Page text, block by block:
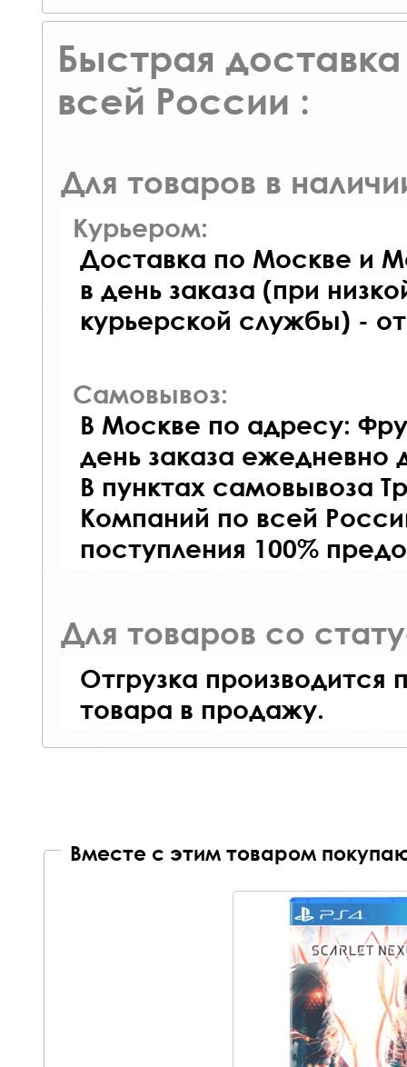
Быстрая доставка
всей России :
Для товаров в
Курьером:
Доставка по Москве и
в день заказа (при
курьерской службы) -
Самовывоз:
В Москве по адресу:
день заказа ежедневно
В пунктах самовывоза
Компаний по всей
поступления 100%
Для товаров со
Отгрузка производится
товара в продажу.
Вместе с этим товаром